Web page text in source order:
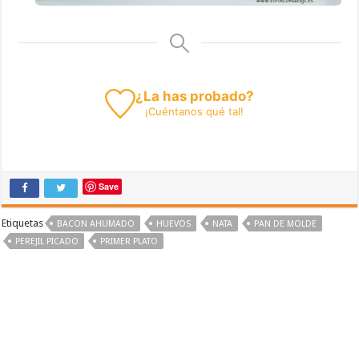
¿La has probado?
¡Cuéntanos qué tal!
Save
Etiquetas BACON AHUMADO HUEVOS NATA
PAN DE MOLDE
PEREJIL PICADO
PRIMER PLATO